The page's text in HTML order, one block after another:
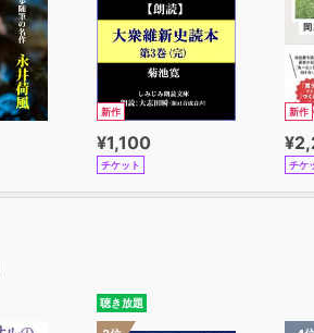
新作
¥1,100
チケット
新作
チケ
聴き放題